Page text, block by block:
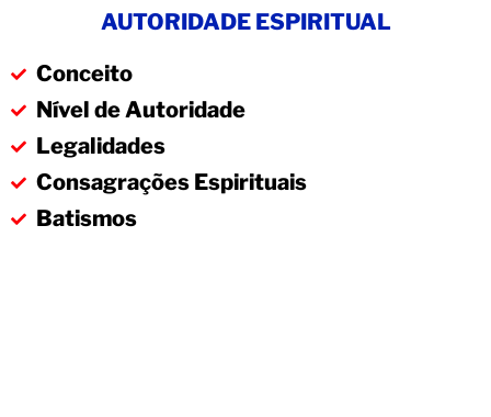
AUTORIDADE ESPIRITUAL
Conceito
Nível de Autoridade
Legalidades
Consagrações Espirituais
Batismos